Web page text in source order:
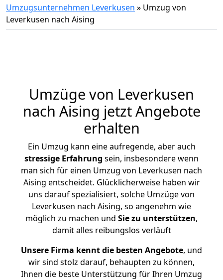
Umzugsunternehmen Leverkusen » Umzug von
Leverkusen nach Aising
Umzüge von Leverkusen
nach Aising jetzt Angebote
erhalten
Ein Umzug kann eine aufregende, aber auch
stressige Erfahrung sein, insbesondere wenn
man sich für einen Umzug von Leverkusen nach
Aising entscheidet. Glücklicherweise haben wir
uns darauf spezialisiert, solche Umzüge von
Leverkusen nach Aising, so angenehm wie
möglich zu machen und Sie zu unterstützen,
damit alles reibungslos verläuft
Unsere Firma kennt die besten Angebote, und
wir sind stolz darauf, behaupten zu können,
Ihnen die beste Unterstützung für Ihren Umzug